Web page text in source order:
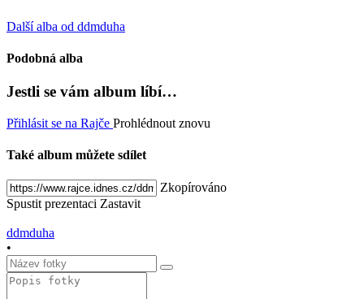
Další alba od ddmduha
Podobná alba
Jestli se vám album líbí…
Přihlásit se na Rajče Prohlédnout znovu
Také album můžete sdílet
Zkopírováno
Spustit prezentaci Zastavit
ddmduha
•